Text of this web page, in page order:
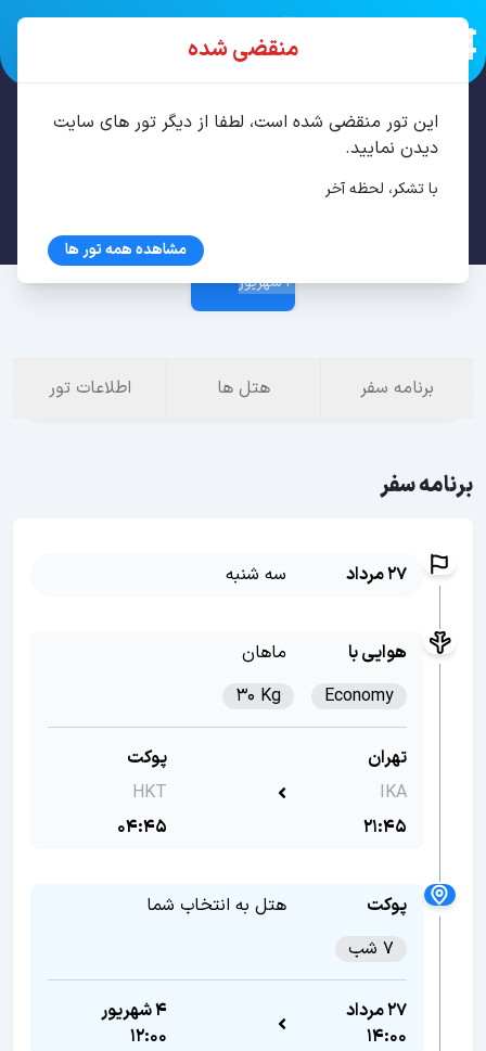
4 شهریور
برنامه سفر هتل ها اطلاعات تور
برنامه سفر
27 مرداد سه شنبه
هوایی با
ماهان
Economy
30 Kg
تهران
IKA
21:45
پوکت
HKT
04:45
پوکت
هتل به انتخاب شما
7 شب
27 مرداد
14:00
4 شهریور
12:00
منقضی شده
این تور منقضی شده است، لطفا از دیگر تور های سایت
دیدن نمایید.
با تشکر، لحظه آخر
مشاهده همه تور ها